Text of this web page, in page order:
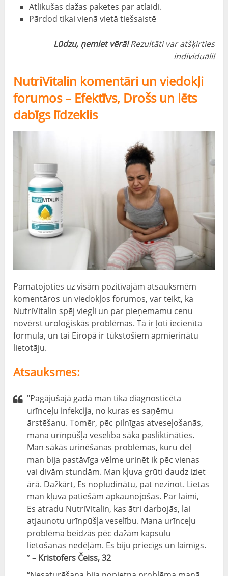
Atlikušas dažas paketes par atlaidi.
Pārdod tikai vienā vietā tiešsaistē
Lūdzu, ņemiet vērā!Rezultāti var atšķirties
individuāli!
NutriVitalin komentāri un viedokļi
forumos – Efektīvs, Drošs un lēts
dabīgs līdzeklis
Pamatojoties uz visām pozitīvajām atsauksmēm
komentāros un viedokļos forumos, var teikt, ka
NutriVitalin spēj viegli un par pieņemamu cenu
novērst uroloģiskās problēmas. Tā ir ļoti iecienīta
formula, un tai Eiropā ir tūkstošiem apmierinātu
lietotāju.
Atsauksmes:
"Pagājušajā gadā man tika diagnosticēta
urīnceļu infekcija, no kuras es saņēmu
ārstēšanu. Tomēr, pēc pilnīgas atveseļošanās,
mana urīnpūšļa veselība sāka pasliktināties.
Man sākās urinēšanas problēmas, kuru dēļ
man bija pastāvīga vēlme urinēt ik pēc vienas
vai divām stundām. Man kļuva grūti daudz iziet
ārā. Dažkārt, Es nopludinātu, pat nezinot. Lietas
man kļuva patiešām apkaunojošas. Par laimi,
Es atradu NutriVitalin, kas ātri darbojās, lai
atjaunotu urīnpūšļa veselību. Mana urīnceļu
problēma beidzās pēc dažām kapsulu
lietošanas nedēļām. Es biju priecīgs un laimīgs.
” – Kristofers Čeiss, 32